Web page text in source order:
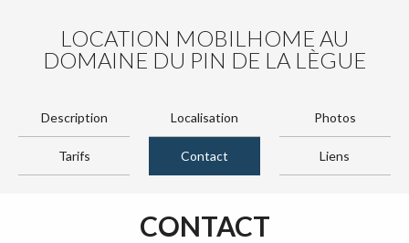
LOCATION MOBILHOME AU
DOMAINE DU PIN DE LA LÈGUE
Description Localisation Photos
Tarifs Contact Liens
CONTACT